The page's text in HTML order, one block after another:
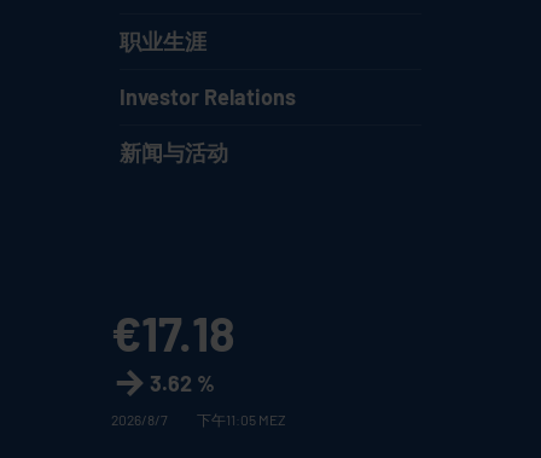
职业生涯
Investor Relations
新闻与活动
€17.18
3.62 %
2026/8/7 下午11:05 MEZ